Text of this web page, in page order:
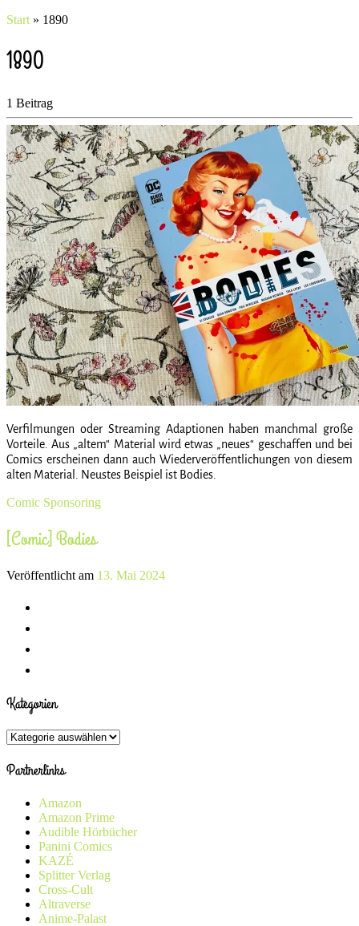
Start » 1890
1890
1 Beitrag
Verfilmungen oder Streaming Adaptionen haben manchmal große
Vorteile. Aus „altem“ Material wird etwas „neues“ geschaffen und bei
Comics erscheinen dann auch Wiederveröffentlichungen von diesem
alten Material. Neustes Beispiel ist Bodies.
Comic Sponsoring
[Comic] Bodies
Veröffentlicht am 13. Mai 2024
Kategorien
Kategorien
Partnerlinks
Amazon
Amazon Prime
Audible Hörbücher
Panini Comics
KAZÉ
Splitter Verlag
Cross-Cult
Altraverse
Anime-Palast